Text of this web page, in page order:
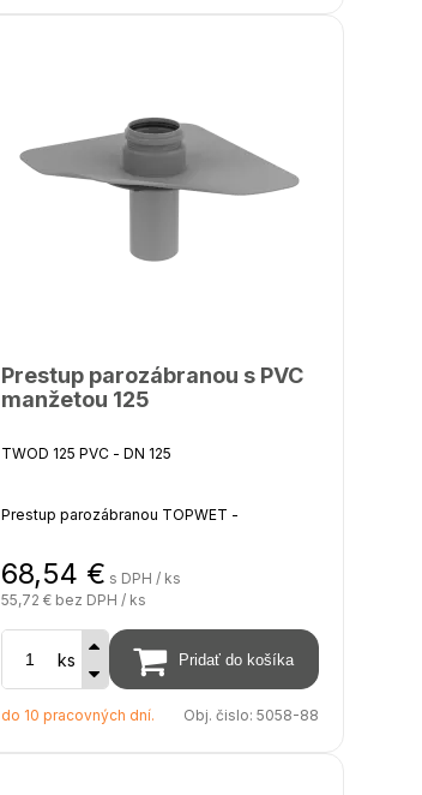
Prestup parozábranou s PVC
manžetou 125
TWOD 125 PVC - DN 125
Prestup parozábranou TOPWET -
možnosť predĺženia až do 2000 mm
68,54 € s DPH / ks
55,72 € bez DPH / ks
ks
do 10 pracovných dní. Obj. čislo: 5058-88